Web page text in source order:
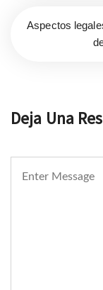
Aspectos
Deja Una